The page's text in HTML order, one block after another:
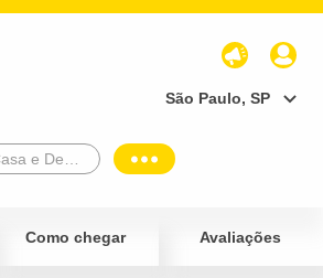
São Paulo, SP
Como chegar Avaliações